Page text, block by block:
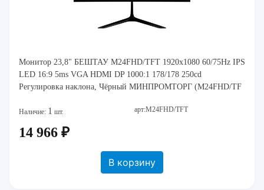
Монитор 23,8" БЕШТАУ M24FHD/TFT 1920x1080 60/75Hz IPS
LED 16:9 5ms VGA HDMI DP 1000:1 178/178 250cd
Регулировка наклона, Чёрный МИНПРОМТОРГ (M24FHD/TF
Наличие: 1 шт. арт:M24FHD/TFT
14 966 ₽
В корзину